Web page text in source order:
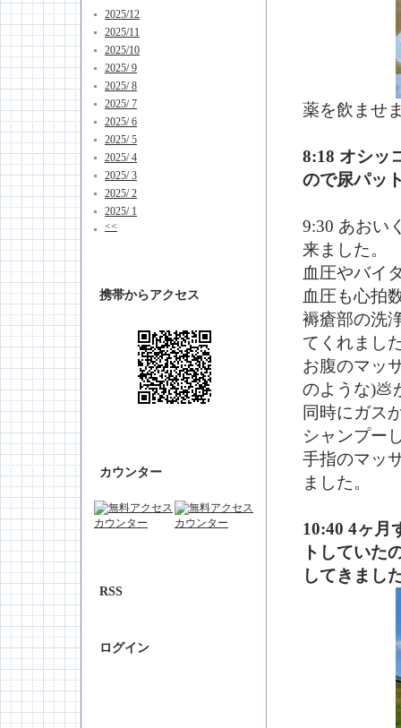
2025/12
2025/11
2025/10
2025/ 9
2025/ 8
2025/ 7
2025/ 6
2025/ 5
2025/ 4
2025/ 3
2025/ 2
2025/ 1
<<
携帯からアクセス
カウンター
RSS
ログイン
薬を飲ませ
8:18 オシッ
ので尿パッ
9:30 あおい
来ました。
血圧やバイ
血圧も心拍
褥瘡部の洗
てくれまし
お腹のマッ
のような)💩
同時にガス
シャンプー
手指のマッ
ました。
10:40 4ヶ月
トしていた
してきまし